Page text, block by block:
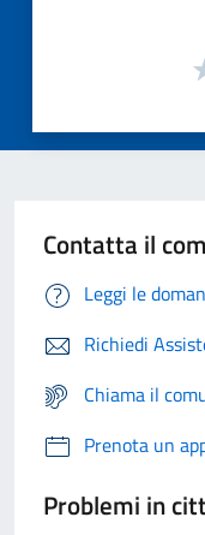
Contatta il
Leggi le
Richiedi
Chiama il
Prenota un
Problemi in